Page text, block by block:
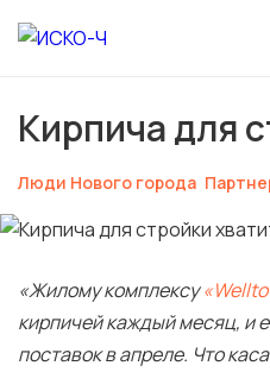
Кирпича для
Люди Нового города
«Жилому комплексу
кирпичей каждый месяц, и
поставок в апреле. Что